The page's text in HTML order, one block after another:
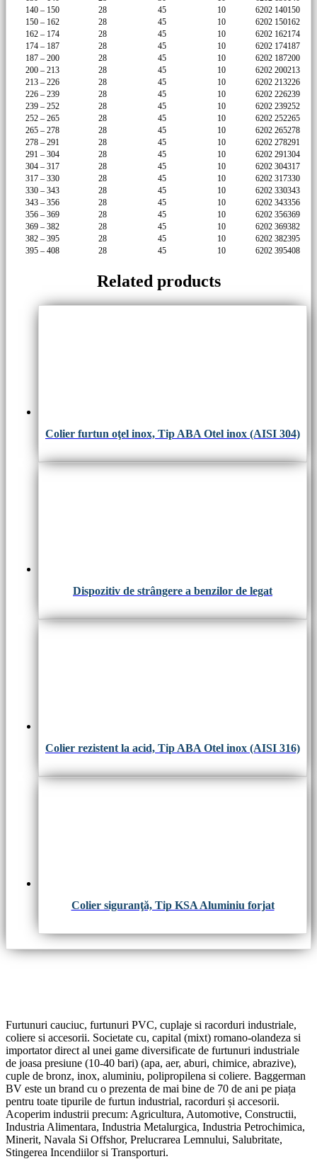
140 – 150
28 45 10
6202 140150
150 – 162
28 45 10
6202 150162
162 – 174
28 45 10
6202 162174
174 – 187
28 45 10
6202 174187
187 – 200
28 45 10
6202 187200
200 – 213
28 45 10
6202 200213
213 – 226
28 45 10
6202 213226
226 – 239
28 45 10
6202 226239
239 – 252
28 45 10
6202 239252
252 – 265
28 45 10
6202 252265
265 – 278
28 45 10
6202 265278
278 – 291
28 45 10
6202 278291
291 – 304
28 45 10
6202 291304
304 – 317
28 45 10
6202 304317
317 – 330
28 45 10
6202 317330
330 – 343
28 45 10
6202 330343
343 – 356
28 45 10
6202 343356
356 – 369
28 45 10
6202 356369
369 – 382
28 45 10
6202 369382
382 – 395
28 45 10
6202 382395
395 – 408
28 45 10 6202 395408
Related products
Colier furtun oţel inox, Tip ABA Otel inox (AISI 304)
Dispozitiv de strângere a benzilor de legat
Colier rezistent la acid, Tip ABA Otel inox (AISI 316)
Colier siguranţă, Tip KSA Aluminiu forjat
Furtunuri cauciuc, furtunuri PVC, cuplaje si racorduri industriale,
coliere si accesorii. Societate cu, capital (mixt) romano-olandeza si
importator direct al unei game diversificate de furtunuri industriale
de joasa presiune (10-40 bari) (apa, aer, aburi, chimice, abrazive),
cuple de bronz, inox, aluminiu, polipropilena si coliere. Baggerman
BV este un brand cu o prezenta de mai bine de 70 de ani pe piața
pentru toate tipurile de furtun industrial, racorduri și accesorii.
Acoperim industrii precum: Agricultura, Automotive, Constructii,
Industria Alimentara, Industria Metalurgica, Industria Petrochimica,
Minerit, Navala Si Offshor, Prelucrarea Lemnului, Salubritate,
Stingerea Incendiilor si Transporturi.